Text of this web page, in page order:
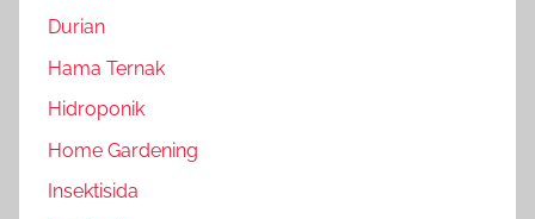
Durian
Hama Ternak
Hidroponik
Home Gardening
Insektisida